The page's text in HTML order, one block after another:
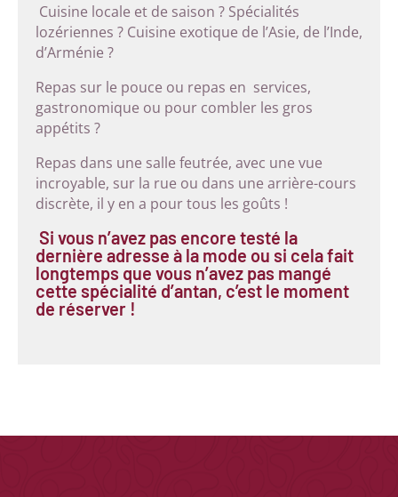
Cuisine locale et de saison ? Spécialités
lozériennes ? Cuisine exotique de l’Asie, de l’Inde,
d’Arménie ?
Repas sur le pouce ou repas en services,
gastronomique ou pour combler les gros
appétits ?
Repas dans une salle feutrée, avec une vue
incroyable, sur la rue ou dans une arrière-cours
discrète, il y en a pour tous les goûts !
Si vous n’avez pas encore testé la
dernière adresse à la mode ou si cela fait
longtemps que vous n’avez pas mangé
cette spécialité d’antan, c’est le moment
de réserver !